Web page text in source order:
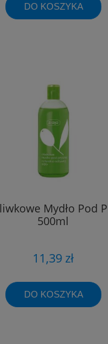
DO KOSZYKA
Mydło Pod
500ml
11,39 zł
DO KOSZYKA